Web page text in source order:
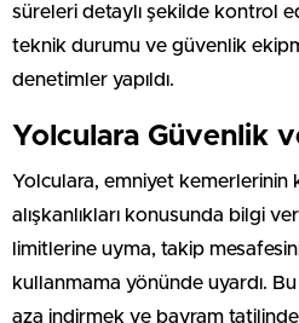
süreleri detaylı şekilde kontrol
teknik durumu ve güvenlik
denetimler yapıldı.
Yolculara Güvenlik
Yolculara, emniyet kemerlerinin
alışkanlıkları konusunda bilgi
limitlerine uyma, takip
kullanmama yönünde uyardı.
aza indirmek ve bayram